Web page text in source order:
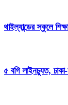
থাইল্যান্ডের স্কুলে
৫ বগি লাইনচ্যুত,